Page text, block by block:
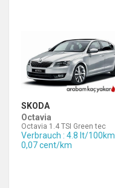
SKODA
Octavia
Octavia 1.4 TSI Green tec
Verbrauch : 4.8 lt/100km
0,07 cent/km